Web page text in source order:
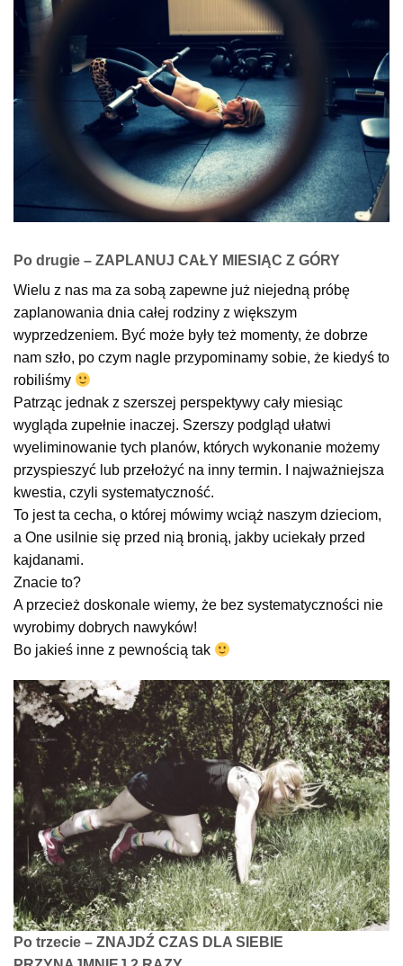
Po drugie – ZAPLANUJ CAŁY MIESIĄC Z GÓRY
Wielu z nas ma za sobą zapewne już niejedną próbę
zaplanowania dnia całej rodziny z większym
wyprzedzeniem. Być może były też momenty, że dobrze
nam szło, po czym nagle przypominamy sobie, że kiedyś to
robiliśmy
Patrząc jednak z szerszej perspektywy cały miesiąc
wygląda zupełnie inaczej. Szerszy podgląd ułatwi
wyeliminowanie tych planów, których wykonanie możemy
przyspieszyć lub przełożyć na inny termin. I najważniejsza
kwestia, czyli systematyczność.
To jest ta cecha, o której mówimy wciąż naszym dzieciom,
a One usilnie się przed nią bronią, jakby uciekały przed
kajdanami.
Znacie to?
A przecież doskonale wiemy, że bez systematyczności nie
wyrobimy dobrych nawyków!
Bo jakieś inne z pewnością tak
Po trzecie – ZNAJDŹ CZAS DLA SIEBIE